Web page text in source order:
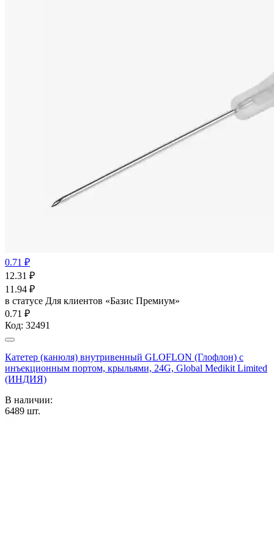
0.71 ₽
12.31 ₽
11.94 ₽
в статусе Для клиентов «Базис Премиум»
0.71 ₽
Код: 32491
Катетер (канюля) внутривенный GLOFLON (Глофлон) с
инъекционным портом, крыльями, 24G, Global Medikit Limited
(ИНДИЯ)
В наличии:
6489 шт.